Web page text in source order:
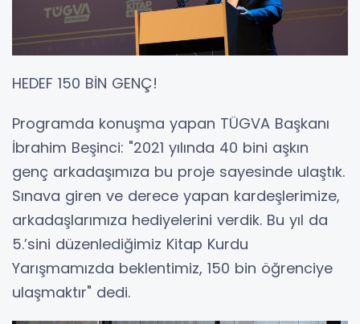
HEDEF 150 BİN GENÇ!
Programda konuşma yapan TÜGVA Başkanı
İbrahim Beşinci: "2021 yılında 40 bini aşkın
genç arkadaşımıza bu proje sayesinde ulaştık.
Sınava giren ve derece yapan kardeşlerimize,
arkadaşlarımıza hediyelerini verdik. Bu yıl da
5.’sini düzenlediğimiz Kitap Kurdu
Yarışmamızda beklentimiz, 150 bin öğrenciye
ulaşmaktır" dedi.